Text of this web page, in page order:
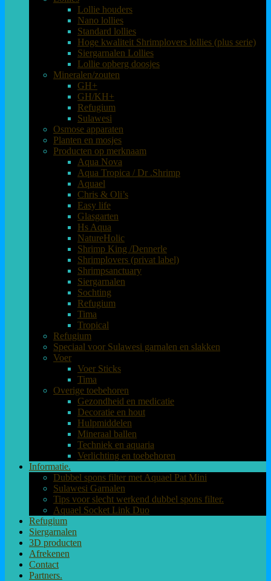
Lollie houders
Nano lollies
Standard lollies
Hoge kwaliteit Shrimplovers lollies (plus serie)
Siergarnalen Lollies
Lollie opberg doosjes
Mineralen/zouten
GH+
GH/KH+
Refugium
Sulawesi
Osmose apparaten
Planten en mosjes
Producten op merknaam
Aqua Nova
Aqua Tropica / Dr .Shrimp
Aquael
Chris & Oli’s
Easy life
Glasgarten
Hs Aqua
NatureHolic
Shrimp King /Dennerle
Shrimplovers (privat label)
Shrimpsanctuary
Siergarnalen
Sochting
Refugium
Tima
Tropical
Refugium
Speciaal voor Sulawesi garnalen en slakken
Voer
Voer Sticks
Tima
Overige toebehoren
Gezondheid en medicatie
Decoratie en hout
Hulpmiddelen
Mineraal ballen
Techniek en aquaria
Verlichting en toebehoren
Informatie.
Dubbel spons filter met Aquael Pat Mini
Sulawesi Garnalen
Tips voor slecht werkend dubbel spons filter.
Aquael Socket Link Duo
Refugium
Siergarnalen
3D producten
Afrekenen
Contact
Partners.